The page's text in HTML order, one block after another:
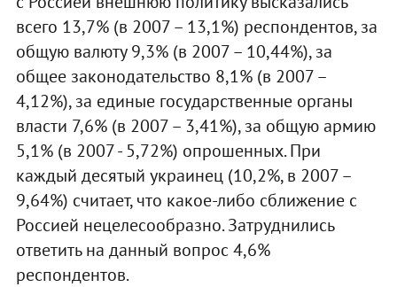
всего 13,7% (в 2007 – 13,1%) респондентов, за
общую валюту 9,3% (в 2007 – 10,44%), за
общее законодательство 8,1% (в 2007 –
4,12%), за единые государственные органы
власти 7,6% (в 2007 – 3,41%), за общую армию
5,1% (в 2007 - 5,72%) опрошенных. При
каждый десятый украинец (10,2%, в 2007 –
9,64%) считает, что какое-либо сближение с
Россией нецелесообразно. Затруднились
ответить на данный вопрос 4,6%
респондентов.